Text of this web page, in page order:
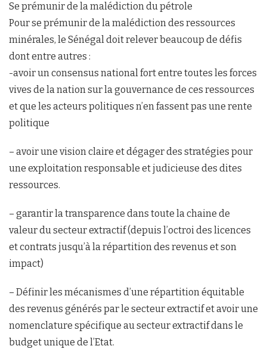
Se prémunir de la malédiction du pétrole
Pour se prémunir de la malédiction des ressources
minérales, le Sénégal doit relever beaucoup de défis
dont entre autres :
-avoir un consensus national fort entre toutes les forces
vives de la nation sur la gouvernance de ces ressources
et que les acteurs politiques n’en fassent pas une rente
politique
– avoir une vision claire et dégager des stratégies pour
une exploitation responsable et judicieuse des dites
ressources.
– garantir la transparence dans toute la chaine de
valeur du secteur extractif (depuis l’octroi des licences
et contrats jusqu’à la répartition des revenus et son
impact)
– Définir les mécanismes d’une répartition équitable
des revenus générés par le secteur extractif et avoir une
nomenclature spécifique au secteur extractif dans le
budget unique de l’Etat.